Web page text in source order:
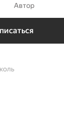
Автор